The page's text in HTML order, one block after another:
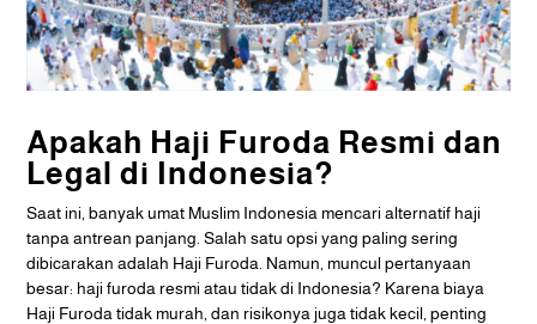
Apakah Haji Furoda Resmi dan
Legal di Indonesia?
Saat ini, banyak umat Muslim Indonesia mencari alternatif haji
tanpa antrean panjang. Salah satu opsi yang paling sering
dibicarakan adalah Haji Furoda. Namun, muncul pertanyaan
besar: haji furoda resmi atau tidak di Indonesia? Karena biaya
Haji Furoda tidak murah, dan risikonya juga tidak kecil, penting